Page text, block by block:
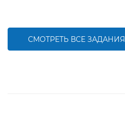
СМОТРЕТЬ ВСЕ ЗАДАНИЯ